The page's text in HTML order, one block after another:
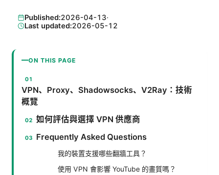
Published:2026-04-13·
Last updated:2026-05-12
ON THIS PAGE
VPN、Proxy、Shadowsocks、V2Ray：技術
概覽
如何評估與選擇 VPN 供應商
Frequently Asked Questions
我的裝置支援哪些翻牆工具？
使用 VPN 會影響 YouTube 的畫質嗎？